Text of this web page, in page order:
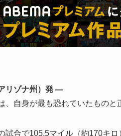
リゾナ州）発 —
、自身が最も恐れていたもの
試合で105.5マイル（約170キ